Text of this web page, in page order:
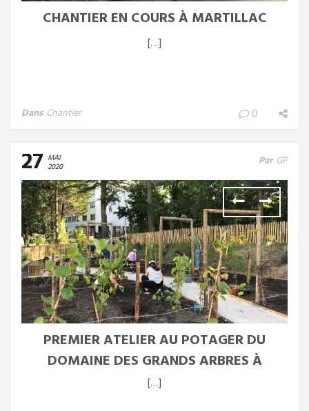
CHANTIER EN COURS À MARTILLAC
[…]
Dans Chantier 0
27 MAI
2020 Par GP
PREMIER ATELIER AU POTAGER DU
DOMAINE DES GRANDS ARBRES À
PESSAC
[…]